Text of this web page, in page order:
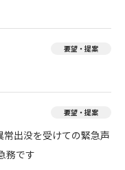
要望・提案
要望・提案
出没を受けての緊急声
務です